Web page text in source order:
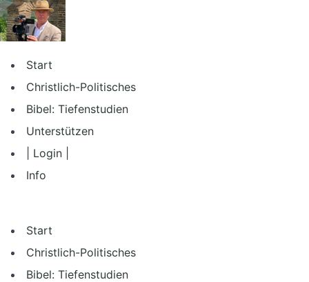
Zum
Inhalt
springen
Start
Christlich-Politisches
Bibel: Tiefenstudien
Unterstützen
| Login |
Info
Start
Christlich-Politisches
Bibel: Tiefenstudien